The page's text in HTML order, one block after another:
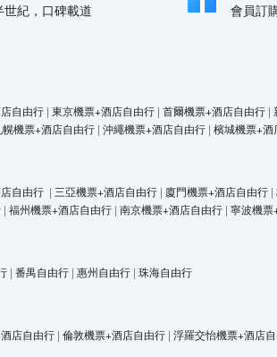
紀，口碑載道 會員訂
自由行 | 東京機票+酒店自由行 | 首爾機票+酒店自由行 |
幌機票+酒店自由行 | 沖繩機票+酒店自由行 | 檳城機票+酒
自由行 | 三亞機票+酒店自由行 | 廈門機票+酒店自由行 |
| 福州機票+酒店自由行 | 南京機票+酒店自由行 | 寧波機票
| 番禺自由行 | 惠州自由行 | 珠海自由行
店自由行 | 倫敦機票+酒店自由行 | 浮羅交怡機票+酒店